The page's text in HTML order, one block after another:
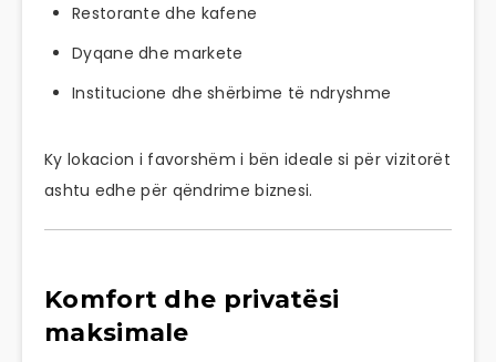
Restorante dhe kafene
Dyqane dhe markete
Institucione dhe shërbime të ndryshme
Ky lokacion i favorshëm i bën ideale si për vizitorët
ashtu edhe për qëndrime biznesi.
Komfort dhe privatësi
maksimale